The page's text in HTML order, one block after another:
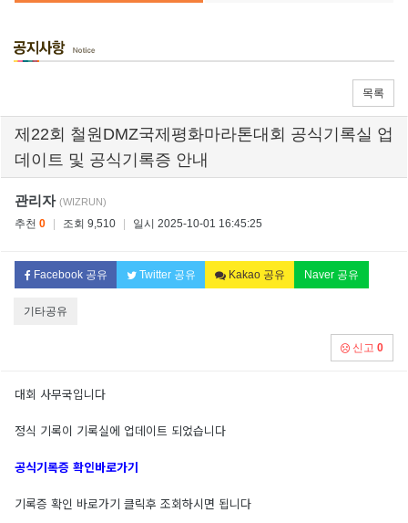
목록
제22회 철원DMZ국제평화마라톤대회 공식기록실 업
데이트 및 공식기록증 안내
관리자 (WIZRUN)
추천 0 조회 9,510 일시 2025-10-01 16:45:25
Facebook 공유 Twitter 공유 Kakao 공유 Naver 공유
기타공유
신고 0
대회 사무국입니다
정식 기록이 기록실에 업데이트 되었습니다
공식기록증 확인바로가기
기록증 확인 바로가기 클릭후 조회하시면 됩니다